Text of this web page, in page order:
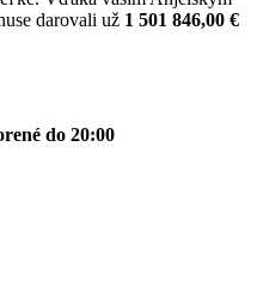
darovali už 1 501 846,00 €
do 20:00